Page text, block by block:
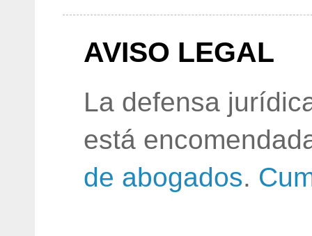
AVISO LEGAL
La defensa
está
de abogados.